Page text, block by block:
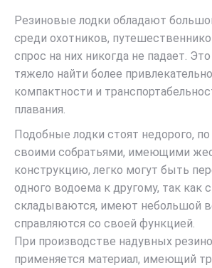
Резиновые лодки обладают
среди охотников,
спрос на них никогда не падает.
тяжело найти более
компактности и
плавания.
Подобные лодки стоят недорого,
своими собратьями, имеющими
конструкцию, легко могут быть
одного водоема к другому, так как
складываются, имеют небольшой
справляются со своей функцией.
При производстве надувных
применяется материал, имеющий